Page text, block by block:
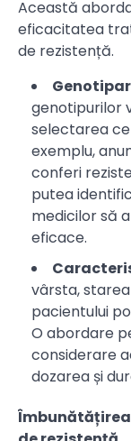
Această
eficacitatea
de rezistență.
genotipurilor
selectarea
exemplu,
conferi
putea
medicilor să
eficace.
vârsta,
pacientului
O abordare
considerare
dozarea și